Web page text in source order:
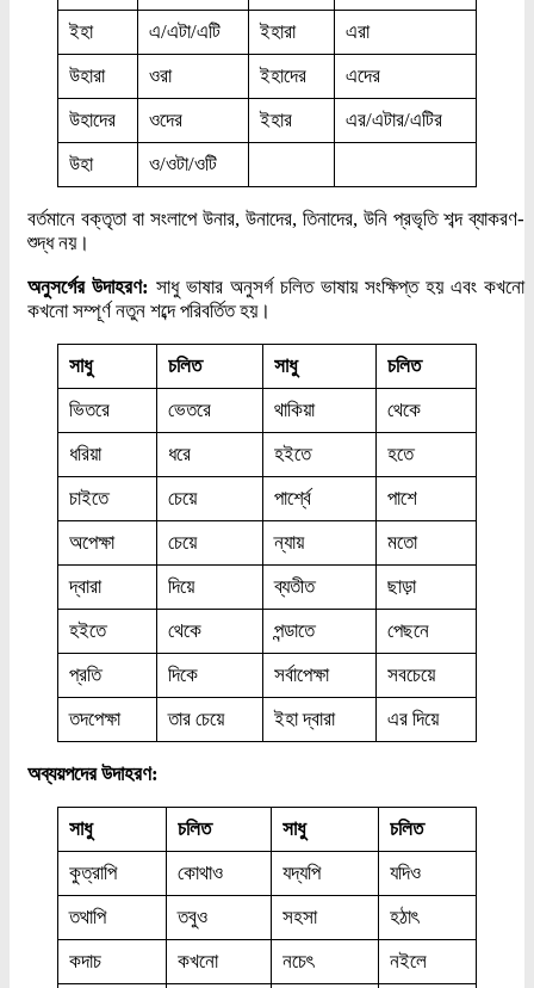
ইহা
এ/এটা/এটি ইহারা
এরা
উহারা
ওরা ইহাদের
এদের
উহাদের
ওদের ইহার
এর/এটার/এটির
উহা
ও/ওটা/ওটি
বর্তমানে বক্তৃতা বা সংলাপে উনার, উনাদের, তিনাদের, উনি প্রভৃতি শব্দ ব্যাকরণ-
শুদ্ধ নয়।
অনুসর্গের উদাহরণ: সাধু ভাষার অনুসর্গ চলিত ভাষায় সংক্ষিপ্ত হয় এবং কখনো
কখনো সম্পূর্ণ নতুন শব্দে পরিবর্তিত হয়।
সাধু চলিত সাধু
চলিত
ভিতরে
ভেতরে থাকিয়া
থেকে
ধরিয়া
ধরে হইতে
হতে
চাইতে
চেয়ে পার্শ্বে
পাশে
অপেক্ষা
চেয়ে ন্যায়
মতো
দ্বারা
দিয়ে ব্যতীত
ছাড়া
হইতে
থেকে পন্ডাতে
পেছনে
প্রতি
দিকে সর্বাপেক্ষা
সবচেয়ে
তদপেক্ষা
তার চেয়ে ইহা দ্বারা এর দিয়ে
অব্যয়পদের উদাহরণ:
সাধু চলিত সাধু
চলিত
কুত্রাপি
কোথাও যদ্যপি
যদিও
তথাপি
তবুও সহসা
হঠাৎ
কদাচ
কখনো নচেৎ
নইলে